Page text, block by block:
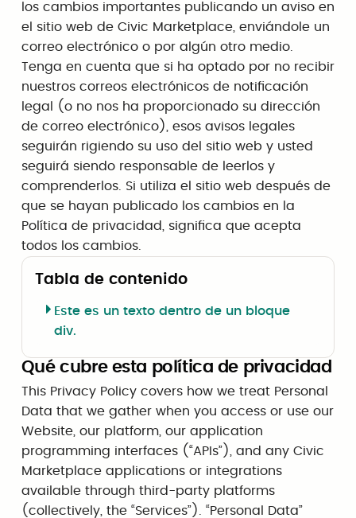
los cambios importantes publicando un aviso en
el sitio web de Civic Marketplace, enviándole un
correo electrónico o por algún otro medio.
Tenga en cuenta que si ha optado por no recibir
nuestros correos electrónicos de notificación
legal (o no nos ha proporcionado su dirección
de correo electrónico), esos avisos legales
seguirán rigiendo su uso del sitio web y usted
seguirá siendo responsable de leerlos y
comprenderlos. Si utiliza el sitio web después de
que se hayan publicado los cambios en la
Política de privacidad, significa que acepta
todos los cambios.
Tabla de contenido
Este es un texto dentro de un bloque
div.
Qué cubre esta política de privacidad
This Privacy Policy covers how we treat Personal
Data that we gather when you access or use our
Website, our platform, our application
programming interfaces (“APIs”), and any Civic
Marketplace applications or integrations
available through third-party platforms
(collectively, the “Services”). “Personal Data”